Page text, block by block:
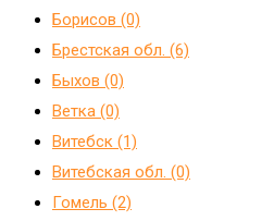
Борисов (0)
Брестская обл. (6)
Быхов (0)
Ветка (0)
Витебск (1)
Витебская обл. (0)
Гомель (2)